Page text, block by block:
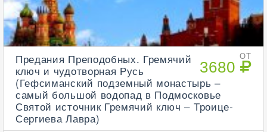
ОТ
3680
Предания Преподобных. Гремячий
ключ и чудотворная Русь
(Гефсиманский подземный монастырь –
самый большой водопад в Подмосковье
Святой источник Гремячий ключ – Троице-
Сергиева Лавра)